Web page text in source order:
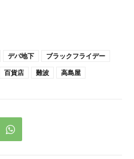
デパ地下
ブラックフライデー
百貨店 難波 高島屋